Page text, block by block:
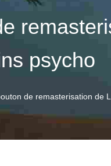
psycho
de remasterisation de